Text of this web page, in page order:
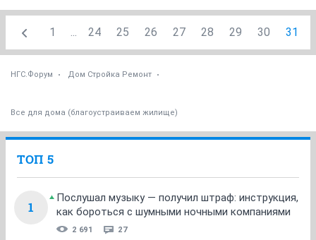
1 ... 24 25 26 27 28 29 30 31
НГС.Форум Дом Стройка Ремонт
Все для дома (благоустраиваем жилище)
ТОП 5
1
Послушал музыку — получил штраф: инструкция,
как бороться с шумными ночными компаниями
2 691 27